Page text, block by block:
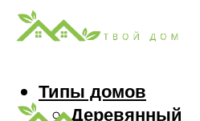
Типы домов
Деревянный